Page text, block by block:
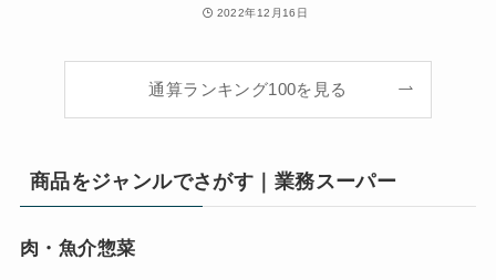
2022年12月16日
通算ランキング100を見る
商品をジャンルでさがす｜業務スーパー
肉・魚介惣菜